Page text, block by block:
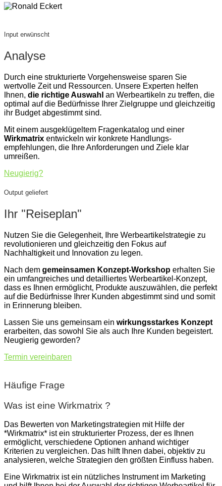
Input erwünscht
Analyse
Durch eine strukturierte Vorgehensweise sparen Sie
wertvolle Zeit und Ressourcen. Unsere Experten helfen
Ihnen, die richtige Auswahl an Werbeartikeln zu treffen, die
optimal auf die Bedürfnisse Ihrer Zielgruppe und gleichzeitig
ihr Budget abgestimmt sind.
Mit einem ausgeklügeltem Fragenkatalog und einer
Wirkmatrix entwickeln wir konkrete Handlungs-
empfehlungen, die Ihre Anforderungen und Ziele klar
umreißen.
Neugierig?
Output geliefert
Ihr "Reiseplan"
Nutzen Sie die Gelegenheit, Ihre Werbeartikelstrategie zu
revolutionieren und gleichzeitig den Fokus auf
Nachhaltigkeit und Innovation zu legen.
Nach dem gemeinsamen Konzept-Workshop erhalten Sie
ein umfangreiches und detailliertes Werbeartikel-Konzept,
dass es Ihnen ermöglicht, Produkte auszuwählen, die perfekt
auf die Bedürfnisse Ihrer Kunden abgestimmt sind und somit
in Erinnerung bleiben.
Lassen Sie uns gemeinsam ein wirkungsstarkes Konzept
erarbeiten, das sowohl Sie als auch Ihre Kunden begeistert.
Neugierig geworden?
Termin vereinbaren
Häufige Frage
Was ist eine Wirkmatrix ?
Das Bewerten von Marketingstrategien mit Hilfe der
*Wirkmatrix* ist ein strukturierter Prozess, der es Ihnen
ermöglicht, verschiedene Optionen anhand wichtiger
Kriterien zu vergleichen. Das hilft Ihnen dabei, objektiv zu
analysieren, welche Strategien den größten Einfluss haben.
Eine Wirkmatrix ist ein nützliches Instrument im Marketing